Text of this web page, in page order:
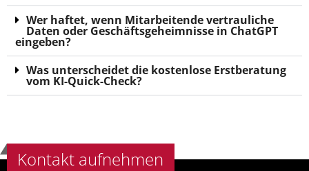
Wer haftet, wenn Mitarbeitende vertrauliche
Daten oder Geschäftsgeheimnisse in ChatGPT
eingeben?
Was unterscheidet die kostenlose Erstberatung
vom KI-Quick-Check?
Kontakt aufnehmen